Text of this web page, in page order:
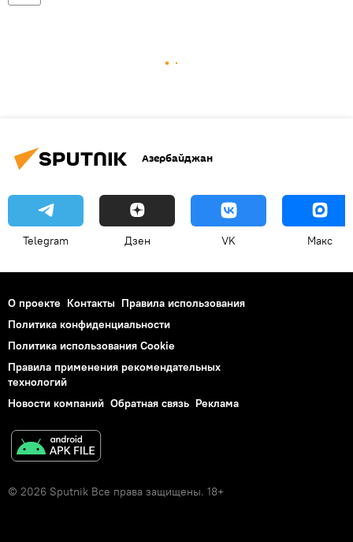
Азербайджан
Telegram Дзен VK Макс
О проекте Контакты Правила использования
Политика конфиденциальности
Политика использования Cookie
Правила применения рекомендательных
технологий
Новости компаний Обратная связь Реклама
© 2026 Sputnik Все права защищены. 18+